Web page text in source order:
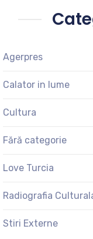
Agerpres
Calator in lume
Cultura
Fără categorie
Love Turcia
Radiografia
Stiri Externe